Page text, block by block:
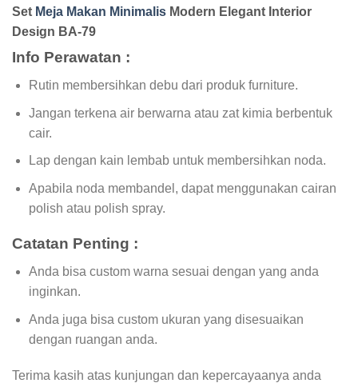
Set Meja Makan Minimalis Modern Elegant Interior
Design BA-79
Info Perawatan :
Rutin membersihkan debu dari produk furniture.
Jangan terkena air berwarna atau zat kimia berbentuk
cair.
Lap dengan kain lembab untuk membersihkan noda.
Apabila noda membandel, dapat menggunakan cairan
polish atau polish spray.
Catatan Penting :
Anda bisa custom warna sesuai dengan yang anda
inginkan.
Anda juga bisa custom ukuran yang disesuaikan
dengan ruangan anda.
Terima kasih atas kunjungan dan kepercayaanya anda